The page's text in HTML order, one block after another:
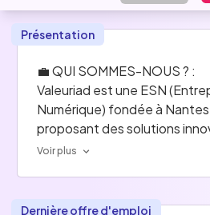
Présentation
💼 QUI SOMMES-NOUS ? :
Valeuriad est une ESN
Numérique) fondée à
proposant des solutions
trois grands domaines de
l’expertise de nos
Voir plus
Dernière offre d'emploi